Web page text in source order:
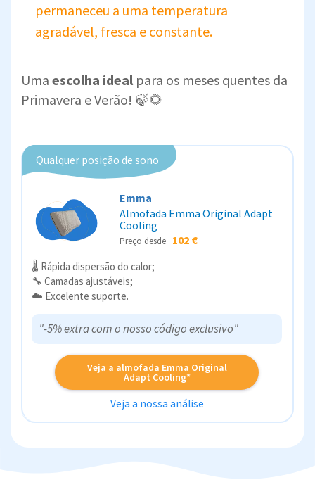
permaneceu a uma temperatura
agradável, fresca e constante.
Uma escolha ideal para os meses quentes da
Primavera e Verão! 🍃🌻
Qualquer posição de sono
Emma
Almofada Emma Original Adapt
Cooling
Preço desde 102 €
🌡️ Rápida dispersão do calor;
🔧 Camadas ajustáveis;
☁️ Excelente suporte.
"-5% extra com o nosso código exclusivo"
Veja a almofada Emma Original
Adapt Cooling*
Veja a nossa análise